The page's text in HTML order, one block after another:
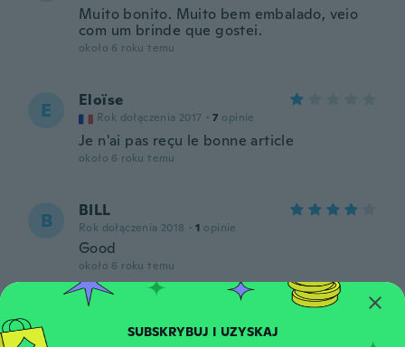
Muito bonito. Muito bem embalado, veio
com um brinde que gostei.
około 6 roku temu
E Eloïse
Rok dołączenia 2017 · 7 opinie
Je n'ai pas reçu le bonne article
około 6 roku temu
B BILL
Rok dołączenia 2018 · 1 opinie
Good
około 6 roku temu
R Rok dołączenia 2017 · 2 opinie